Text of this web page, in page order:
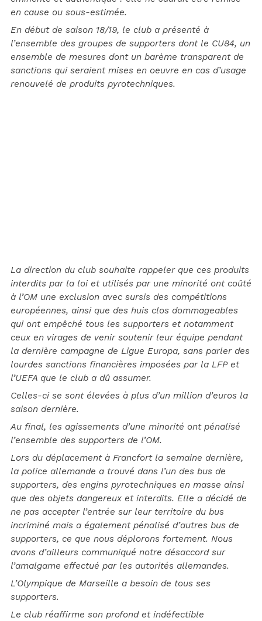
en cause ou sous-estimée.
En début de saison 18/19, le club a présenté à
l’ensemble des groupes de supporters dont le CU84, un
ensemble de mesures dont un barème transparent de
sanctions qui seraient mises en oeuvre en cas d’usage
renouvelé de produits pyrotechniques.
La direction du club souhaite rappeler que ces produits
interdits par la loi et utilisés par une minorité ont coûté
à l’OM une exclusion avec sursis des compétitions
européennes, ainsi que des huis clos dommageables
qui ont empêché tous les supporters et notamment
ceux en virages de venir soutenir leur équipe pendant
la dernière campagne de Ligue Europa, sans parler des
lourdes sanctions financières imposées par la LFP et
l’UEFA que le club a dû assumer.
Celles-ci se sont élevées à plus d’un million d’euros la
saison dernière.
Au final, les agissements d’une minorité ont pénalisé
l’ensemble des supporters de l’OM.
Lors du déplacement à Francfort la semaine dernière,
la police allemande a trouvé dans l’un des bus de
supporters, des engins pyrotechniques en masse ainsi
que des objets dangereux et interdits. Elle a décidé de
ne pas accepter l’entrée sur leur territoire du bus
incriminé mais a également pénalisé d’autres bus de
supporters, ce que nous déplorons fortement. Nous
avons d’ailleurs communiqué notre désaccord sur
l’amalgame effectué par les autorités allemandes.
L’Olympique de Marseille a besoin de tous ses
supporters.
Le club réaffirme son profond et indéfectible